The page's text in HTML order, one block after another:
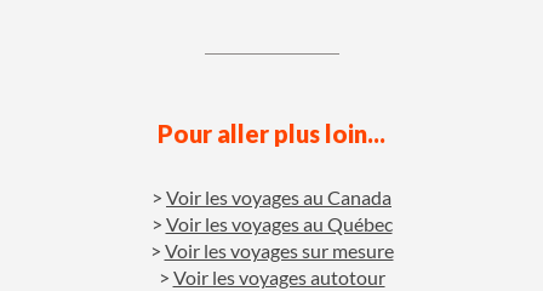
Pour aller plus loin...
Voir les voyages au Canada
Voir les voyages au Québec
Voir les voyages sur mesure
Voir les voyages autotour